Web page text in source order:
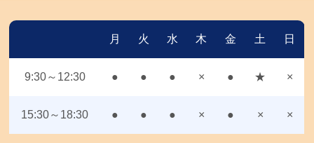
月 火 水 木 金 土 日
9:30～12:30 ● ● ● × ● ★ ×
15:30～18:30 ● ● ● × ● × ×